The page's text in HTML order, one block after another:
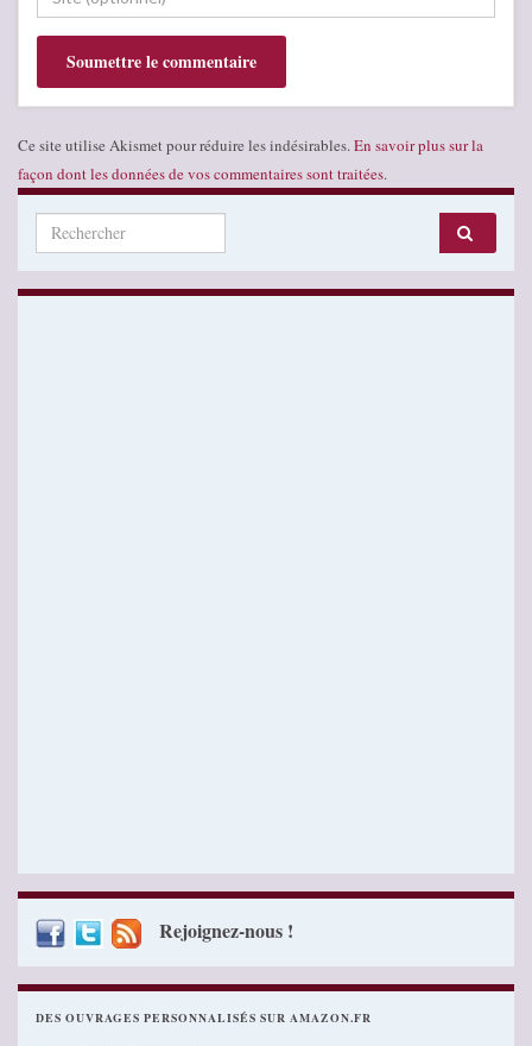
Ce site utilise Akismet pour réduire les indésirables. En savoir plus sur la
façon dont les données de vos commentaires sont traitées.
Search for:
Rejoignez-nous !
DES OUVRAGES PERSONNALISÉS SUR AMAZON.FR